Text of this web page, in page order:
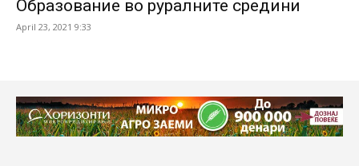
Образование во руралните средини
April 23, 2021 9:33